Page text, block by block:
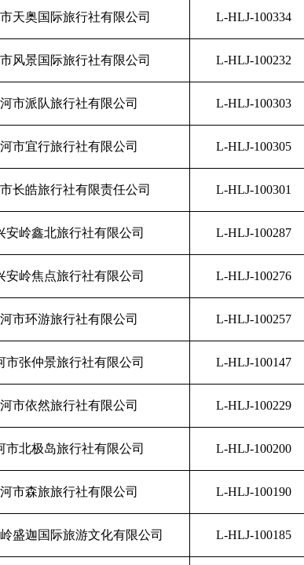
天奥国际旅行社有限公司 L-HLJ-100334
风景国际旅行社有限公司 L-HLJ-100232
市派队旅行社有限公司 L-HLJ-100303
市宜行旅行社有限公司 L-HLJ-100305
长皓旅行社有限责任公司 L-HLJ-100301
安岭鑫北旅行社有限公司 L-HLJ-100287
安岭焦点旅行社有限公司 L-HLJ-100276
市环游旅行社有限公司 L-HLJ-100257
市张仲景旅行社有限公司 L-HLJ-100147
市依然旅行社有限公司 L-HLJ-100229
市北极岛旅行社有限公司 L-HLJ-100200
市森旅旅行社有限公司 L-HLJ-100190
盛迦国际旅游文化有限公司 L-HLJ-100185